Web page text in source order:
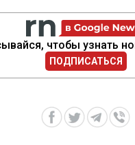
чтобы узнать
ПОДПИСАТЬСЯ